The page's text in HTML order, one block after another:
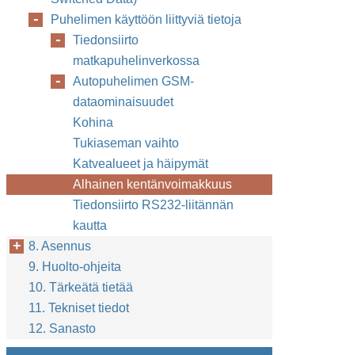
Puhelimen käyttöön liittyviä tietoja
Tiedonsiirto
matkapuhelinverkossa
Autopuhelimen GSM-
dataominaisuudet
Kohina
Tukiaseman vaihto
Katvealueet ja häipymät
Alhainen kentänvoimakkuus
Tiedonsiirto RS232-liitännän
kautta
8. Asennus
9. Huolto-ohjeita
10. Tärkeätä tietää
11. Tekniset tiedot
12. Sanasto